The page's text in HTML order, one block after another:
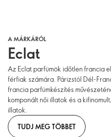
A MÁRKÁRÓL
Eclat
Az Eclat parfümök időtlen francia
férfiak számára. Párizstól Dél-
francia parfümkészítés
komponált női illatok és a
illatok.
TUDJ MEG TÖBBET